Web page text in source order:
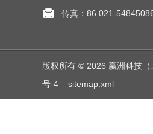
传真：86 021-
版权所有 © 2026 赢洲科技
号-4
sitemap.xml